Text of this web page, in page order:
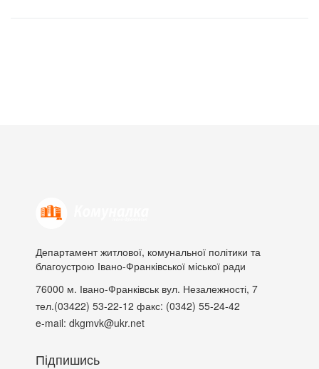
Департамент житлової, комунальної політики та
благоустрою Івано-Франківської міської ради
76000 м. Івано-Франківськ вул. Незалежності, 7
тел.(03422) 53-22-12 факс: (0342) 55-24-42
e-mail: dkgmvk@ukr.net
Підпишись